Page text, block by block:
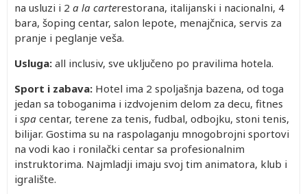
na usluzi i 2 a la carterestorana, italijanski i nacionalni, 4
bara, šoping centar, salon lepote, menajčnica, servis za
pranje i peglanje veša.
Usluga: all inclusiv, sve uključeno po pravilima hotela.
Sport i zabava: Hotel ima 2 spoljašnja bazena, od toga
jedan sa toboganima i izdvojenim delom za decu, fitnes
i spa centar, terene za tenis, fudbal, odbojku, stoni tenis,
bilijar. Gostima su na raspolaganju mnogobrojni sportovi
na vodi kao i ronilački centar sa profesionalnim
instruktorima. Najmladji imaju svoj tim animatora, klub i
igralište.